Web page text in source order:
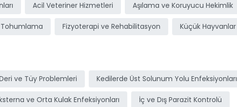
Acil Veteriner Hizmetleri Aşılama ve Koruyucu Hekimlik
Fizyoterapi ve Rehabilitasyon Küçük Hayvanlar
ve Tüy Problemleri Kedilerde Üst Solunum Yolu Enfeksiyonları
ve Orta Kulak Enfeksiyonları İç ve Dış Parazit Kontrolü